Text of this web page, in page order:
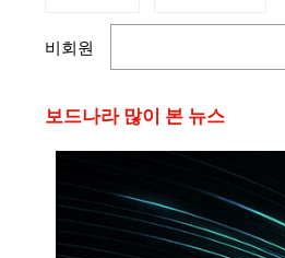
비회원
보드나라 많이 본 뉴스